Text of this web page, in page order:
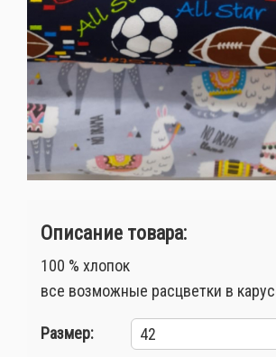
Описание товара:
100 % хлопок
все возможные расцветки в
Размер: